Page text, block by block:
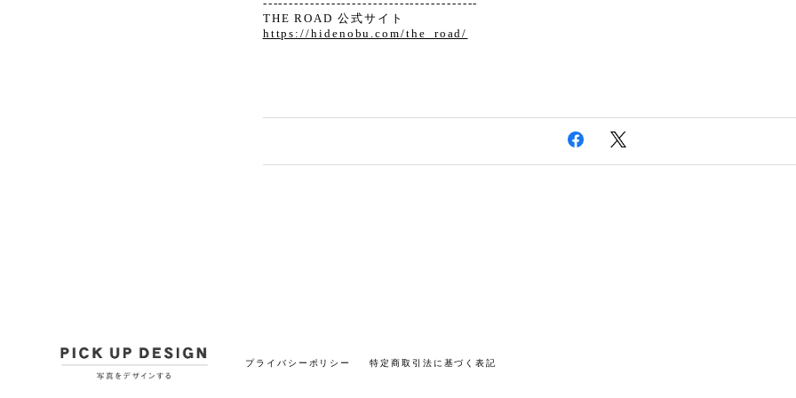
-----------------------------------------
THE ROAD 公式サイト
https://hidenobu.com/the_road/
プライバシーポリシー 特定商取引法に基づく表記